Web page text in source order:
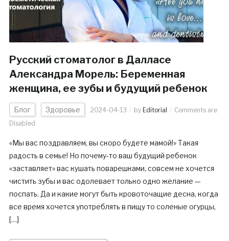
Русский стоматолог в Далласе
Александра Морель: Беременная
женщина, ее зубы и будущий ребенок
Блог Здоровье 2024-04-13 by Editorial
Comments are
Disabled
«Мы вас поздравляем, вы скоро будете мамой!» Такая
радость в семье! Но почему-то ваш будущий ребенок
«заставляет» вас кушать поварешками, совсем не хочется
чистить зубы и вас одолевает только одно желание —
поспать. Да и какие могут быть кровоточащие десна, когда
все время хочется употреблять в пищу то соленые огурцы,
[…]